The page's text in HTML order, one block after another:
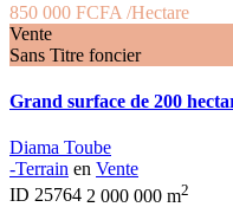
850 000 FCFA /Hectare
Vente
Sans Titre foncier
Grand surface de 200
Diama Toube
-Terrain en Vente
ID 25764 2 000 000 m2